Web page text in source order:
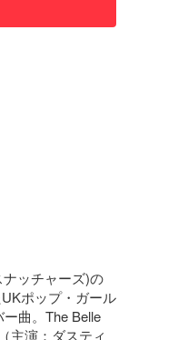
ッチャーズ)の
ポップ・ガール
曲。The Belle
主演：ダスティ